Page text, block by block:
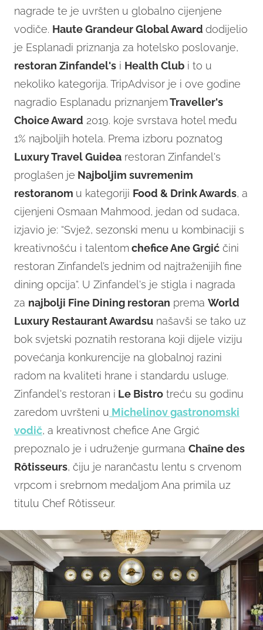
nagrade te je uvršten u globalno cijenjene
vodiče. Haute Grandeur Global Award dodijelio
je Esplanadi priznanja za hotelsko poslovanje,
restoran Zinfandel's i Health Club i to u
nekoliko kategorija. TripAdvisor je i ove godine
nagradio Esplanadu priznanjemTraveller's
Choice Award 2019. koje svrstava hotel među
1% najboljih hotela. Prema izboru poznatog
Luxury Travel Guidea restoran Zinfandel's
proglašen je Najboljim suvremenim
restoranom u kategoriji Food & Drink Awards, a
cijenjeni Osmaan Mahmood, jedan od sudaca,
izjavio je: “Svjež, sezonski menu u kombinaciji s
kreativnošću i talentomchefice Ane Grgić čini
restoran Zinfandel’s jednim od najtraženijih fine
dining opcija“. U Zinfandel's je stigla i nagrada
za najbolji Fine Dining restoran prema World
Luxury Restaurant Awardsu našavši se tako uz
bok svjetski poznatih restorana koji dijele viziju
povećanja konkurencije na globalnoj razini
radom na kvaliteti hrane i standardu usluge.
Zinfandel's restoran i Le Bistro treću su godinu
zaredom uvršteni u Michelinov gastronomski
vodič, a kreativnost chefice Ane Grgić
prepoznalo je i udruženje gurmana Chaîne des
Rôtisseurs, čiju je narančastu lentu s crvenom
vrpcom i srebrnom medaljom Ana primila uz
titulu Chef Rôtisseur.